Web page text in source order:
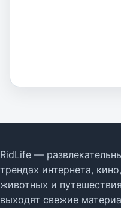
RidLife —
трендах интернета,
животных и
выходят свежие